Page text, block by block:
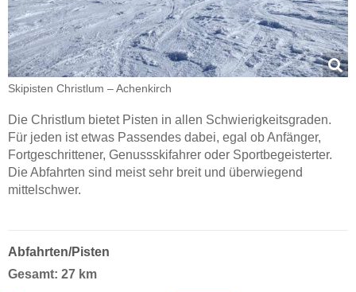
Skipisten Christlum – Achenkirch
Die Christlum bietet Pisten in allen Schwierigkeitsgraden.
Für jeden ist etwas Passendes dabei, egal ob Anfänger,
Fortgeschrittener, Genussskifahrer oder Sportbegeisterter.
Die Abfahrten sind meist sehr breit und überwiegend
mittelschwer.
Abfahrten/Pisten
Gesamt: 27 km